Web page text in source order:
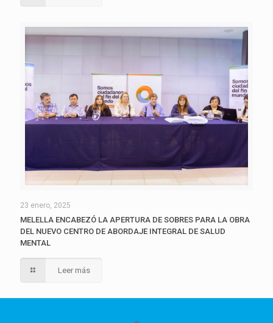
23 enero, 2025
MELELLA ENCABEZÓ LA APERTURA DE SOBRES PARA LA OBRA
DEL NUEVO CENTRO DE ABORDAJE INTEGRAL DE SALUD
MENTAL
Leer más